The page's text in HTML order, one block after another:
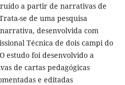
a partir de narrativas de
se de uma pesquisa
desenvolvida com
Técnica de dois campi do
estudo foi desenvolvido a
de cartas pedagógicas
e editadas